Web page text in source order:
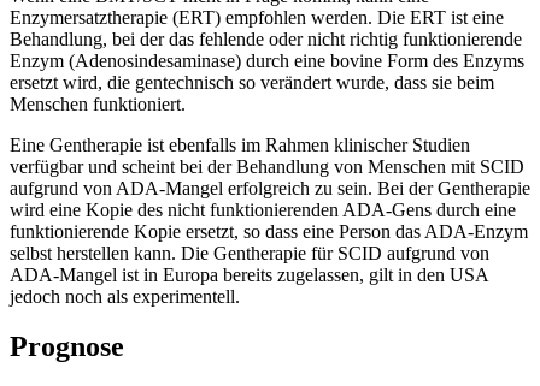
Enzymersatztherapie (ERT) empfohlen werden. Die ERT ist eine
Behandlung, bei der das fehlende oder nicht richtig funktionierende
Enzym (Adenosindesaminase) durch eine bovine Form des Enzyms
ersetzt wird, die gentechnisch so verändert wurde, dass sie beim
Menschen funktioniert.
Eine Gentherapie ist ebenfalls im Rahmen klinischer Studien
verfügbar und scheint bei der Behandlung von Menschen mit SCID
aufgrund von ADA-Mangel erfolgreich zu sein. Bei der Gentherapie
wird eine Kopie des nicht funktionierenden ADA-Gens durch eine
funktionierende Kopie ersetzt, so dass eine Person das ADA-Enzym
selbst herstellen kann. Die Gentherapie für SCID aufgrund von
ADA-Mangel ist in Europa bereits zugelassen, gilt in den USA
jedoch noch als experimentell.
Prognose